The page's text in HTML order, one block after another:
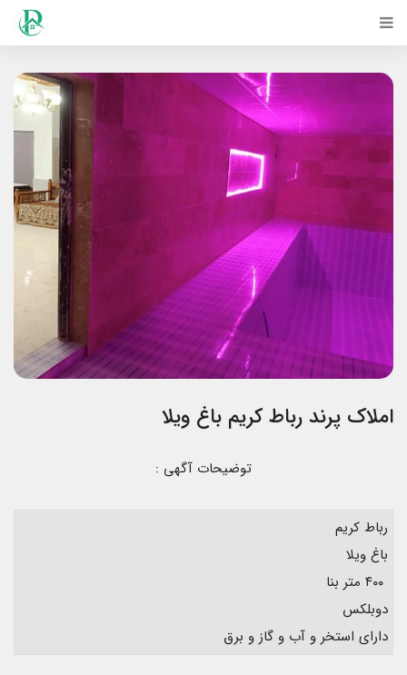
املاک پرند رباط کریم باغ ویلا
توضیحات آگهی :
رباط کریم
باغ ویلا
دوبلکس
دارای استخر و آب و گاز و برق